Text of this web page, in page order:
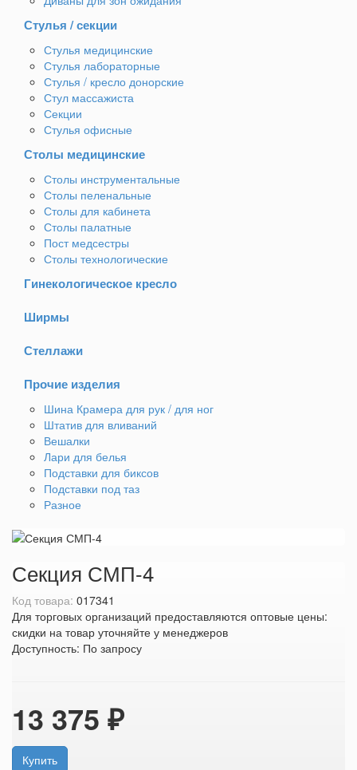
Стулья / секции
Стулья медицинские
Стулья лабораторные
Стулья / кресло донорские
Стул массажиста
Секции
Стулья офисные
Столы медицинские
Столы инструментальные
Столы пеленальные
Столы для кабинета
Столы палатные
Пост медсестры
Столы технологические
Гинекологическое кресло
Ширмы
Стеллажи
Прочие изделия
Шина Крамера для рук / для ног
Штатив для вливаний
Вешалки
Лари для белья
Подставки для биксов
Подставки под таз
Разное
Секция СМП-4
Код товара: 017341
Для торговых организаций предоставляются оптовые цены:
скидки на товар уточняйте у менеджеров
Доступность: По запросу
13 375 ₽
Купить